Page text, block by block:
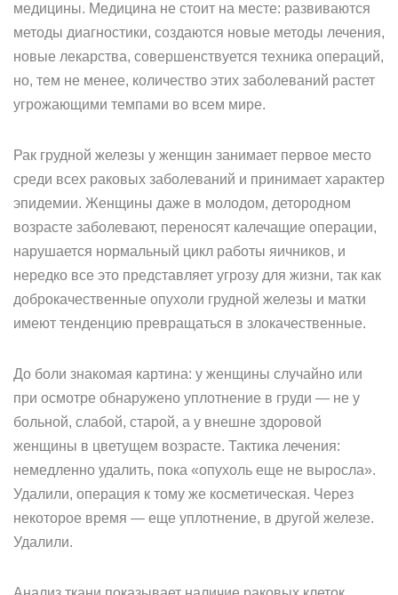
медицины. Медицина не стоит на месте: развиваются
методы диагностики, создаются новые методы лечения,
новые лекарства, совершенствуется техника операций,
но, тем не менее, количество этих заболеваний растет
угрожающими темпами во всем мире.
Рак грудной железы у женщин занимает первое место
среди всех раковых заболеваний и принимает характер
эпидемии. Женщины даже в молодом, детородном
возрасте заболевают, переносят калечащие операции,
нарушается нормальный цикл работы яичников, и
нередко все это представляет угрозу для жизни, так как
доброкачественные опухоли грудной железы и матки
имеют тенденцию превращаться в злокачественные.
До боли знакомая картина: у женщины случайно или
при осмотре обнаружено уплотнение в груди — не у
больной, слабой, старой, а у внешне здоровой
женщины в цветущем возрасте. Тактика лечения:
немедленно удалить, пока «опухоль еще не выросла».
Удалили, операция к тому же косметическая. Через
некоторое время — еще уплотнение, в другой железе.
Удалили.